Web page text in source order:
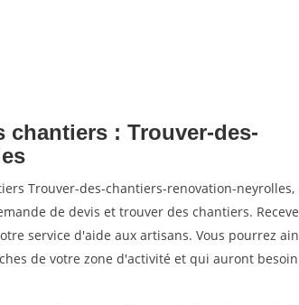
: Trouver-des-
Trouver-des-chantiers-renovation-neyrolles,
de devis et trouver des chantiers.
service d'aide aux artisans. Vous pourrez
de votre zone d'activité et qui auront